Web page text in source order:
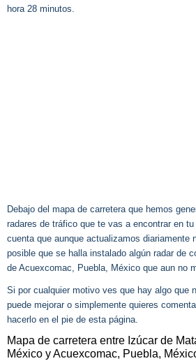
hora 28 minutos.
Debajo del mapa de carretera que hemos
radares de tráfico que te vas a encontrar en
cuenta que aunque actualizamos diariamente
posible que se halla instalado algún radar de
de Acuexcomac, Puebla, México que aun no
Si por cualquier motivo ves que hay algo que
puede mejorar o simplemente quieres
hacerlo en el pie de esta página.
Mapa de carretera entre Izúcar de
México y Acuexcomac, Puebla,